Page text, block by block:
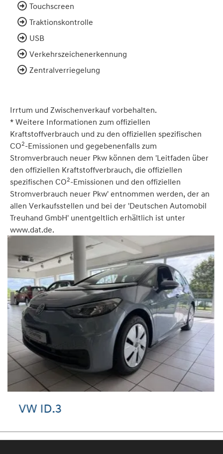
Touchscreen
Traktionskontrolle
USB
Verkehrszeichenerkennung
Zentralverriegelung
Irrtum und Zwischenverkauf vorbehalten.
* Weitere Informationen zum offiziellen
Kraftstoffverbrauch und zu den offiziellen spezifischen
CO2-Emissionen und gegebenenfalls zum
Stromverbrauch neuer Pkw können dem 'Leitfaden über
den offiziellen Kraftstoffverbrauch, die offiziellen
spezifischen CO2-Emissionen und den offiziellen
Stromverbrauch neuer Pkw' entnommen werden, der an
allen Verkaufsstellen und bei der 'Deutschen Automobil
Treuhand GmbH' unentgeltlich erhältlich ist unter
www.dat.de.
VW Passat Variant